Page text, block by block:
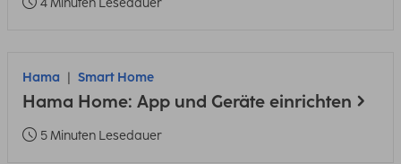
4 Minuten Lesedauer
Hama Smart Home
Hama Home: App und Geräte einrichten
5 Minuten Lesedauer